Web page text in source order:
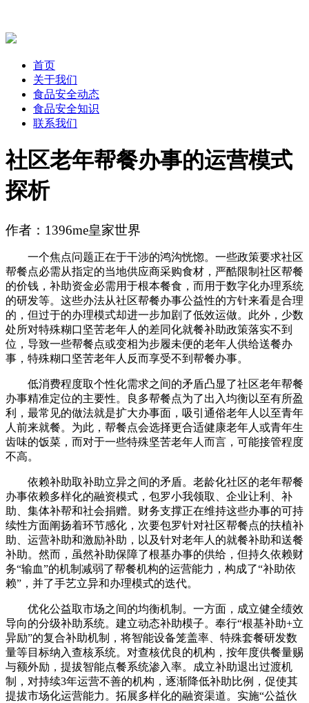
首页
关于我们
食品安全动态
食品安全知识
联系我们
社区老年帮餐办事的运营模式
探析
作者：1396me皇家世界
一个焦点问题正在于干涉的鸿沟恍惚。一些政策要求社区
帮餐点必需从指定的当地供应商采购食材，严酷限制社区帮餐
的价钱，补助资金必需用于根本餐食，而用于数字化办理系统
的研发等。这些办法从社区帮餐办事公益性的方针来看是合理
的，但过于的办理模式却进一步加剧了低效运做。此外，少数
处所对特殊糊口坚苦老年人的差同化就餐补助政策落实不到
位，导致一些帮餐点或变相为步履未便的老年人供给送餐办
事，特殊糊口坚苦老年人反而享受不到帮餐办事。
低消费程度取个性化需求之间的矛盾凸显了社区老年帮餐
办事精准定位的主要性。良多帮餐点为了出入均衡以至有所盈
利，最常见的做法就是扩大办事面，吸引通俗老年人以至青年
人前来就餐。为此，帮餐点会选择更合适健康老年人或青年生
齿味的饭菜，而对于一些特殊坚苦老年人而言，可能接管程度
不高。
依赖补助取补助立异之间的矛盾。老龄化社区的老年帮餐
办事依赖多样化的融资模式，包罗小我领取、企业让利、补
助、集体补帮和社会捐赠。财务支撑正在维持这些办事的可持
续性方面阐扬着环节感化，次要包罗针对社区帮餐点的扶植补
助、运营补助和激励补助，以及针对老年人的就餐补助和送餐
补助。然而，虽然补助保障了根基办事的供给，但持久依赖财
务“输血”的机制减弱了帮餐机构的运营能力，构成了“补助依
赖”，并了手艺立异和办理模式的迭代。
优化公益取市场之间的均衡机制。一方面，成立健全绩效
导向的分级补助系统。建立动态补助模子。奉行“根基补助+立
异励”的复合补助机制，将智能设备笼盖率、特殊套餐研发数
量等目标纳入查核系统。对查核优良的机构，按年度供餐量赐
与额外励，提拔智能点餐系统渗入率。成立补助退出过渡机
制，对持续3年运营不善的机构，逐渐降低补助比例，促使其
提拔市场化运营能力。拓展多样化的融资渠道。实施“公益伙